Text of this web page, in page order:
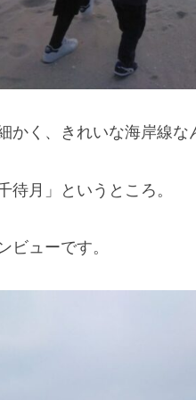
かく、きれいな海岸線な
待月」というところ。
ビューです。